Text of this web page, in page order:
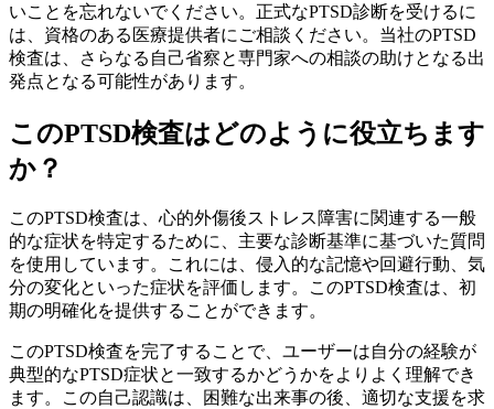
いことを忘れないでください。正式なPTSD診断を受けるに
は、資格のある医療提供者にご相談ください。当社のPTSD
検査は、さらなる自己省察と専門家への相談の助けとなる出
発点となる可能性があります。
このPTSD検査はどのように役立ちます
か？
このPTSD検査は、心的外傷後ストレス障害に関連する一般
的な症状を特定するために、主要な診断基準に基づいた質問
を使用しています。これには、侵入的な記憶や回避行動、気
分の変化といった症状を評価します。このPTSD検査は、初
期の明確化を提供することができます。
このPTSD検査を完了することで、ユーザーは自分の経験が
典型的なPTSD症状と一致するかどうかをよりよく理解でき
ます。この自己認識は、困難な出来事の後、適切な支援を求